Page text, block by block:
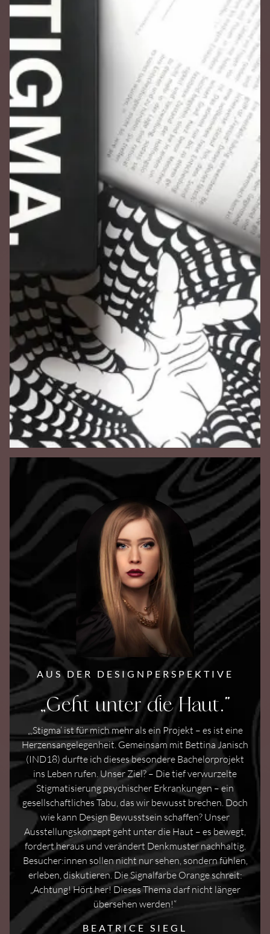
Licht und räumlicher Gestaltung entsteht eine Atmosphäre,
die sowohl berührend als auch aufklärend wirkt. Interaktive
Elemente laden dazu ein, sich mit persönlichen Geschichten
auseinanderzusetzen, während klare Informationsgrafiken
die wissenschaftlichen Hintergründe verständlich
vermitteln. So wird die Ausstellung zu einem Ort des Dialogs,
der Sensibilisierung und des Perspektivwechsels, der einen
nachhaltigen Eindruck hinterlässt.
AUS DER DESIGNPERSPEKTIVE
„Geht unter die Haut.“
„‚Stigma‘ ist für mich mehr als ein Projekt – es ist eine
Herzensangelegenheit. Gemeinsam mit Bettina Janisch
(IND18) durfte ich dieses besondere Bachelorprojekt
ins Leben rufen. Unser Ziel? – Die tief verwurzelte
Stigmatisierung psychischer Erkrankungen – ein
gesellschaftliches Tabu, das wir bewusst brechen. Doch
wie kann Design Bewusstsein schaffen? Unser
Ausstellungskonzept geht unter die Haut – es bewegt,
fordert heraus und verändert Denkmuster nachhaltig.
Besucher:innen sollen nicht nur sehen, sondern fühlen,
erleben, diskutieren. Die Signalfarbe Orange schreit:
„Achtung! Hört her! Dieses Thema darf nicht länger
übersehen werden!“
BEATRICE SIEGL